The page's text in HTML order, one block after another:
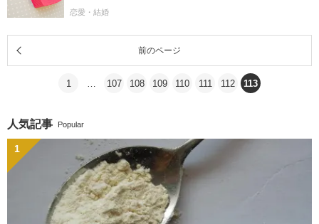
恋愛・結婚
前のページ
1 107 108 109 110 111 112 113
人気記事 Popular